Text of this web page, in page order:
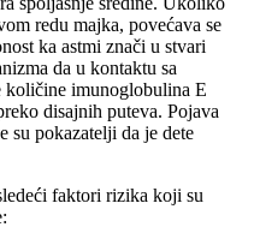
redu majka, povećava se
ka astmi znači u stvari
da u kontaktu sa
količine imunoglobulina E
disajnih puteva. Pojava
su pokazatelji da je dete
faktori rizika koji su